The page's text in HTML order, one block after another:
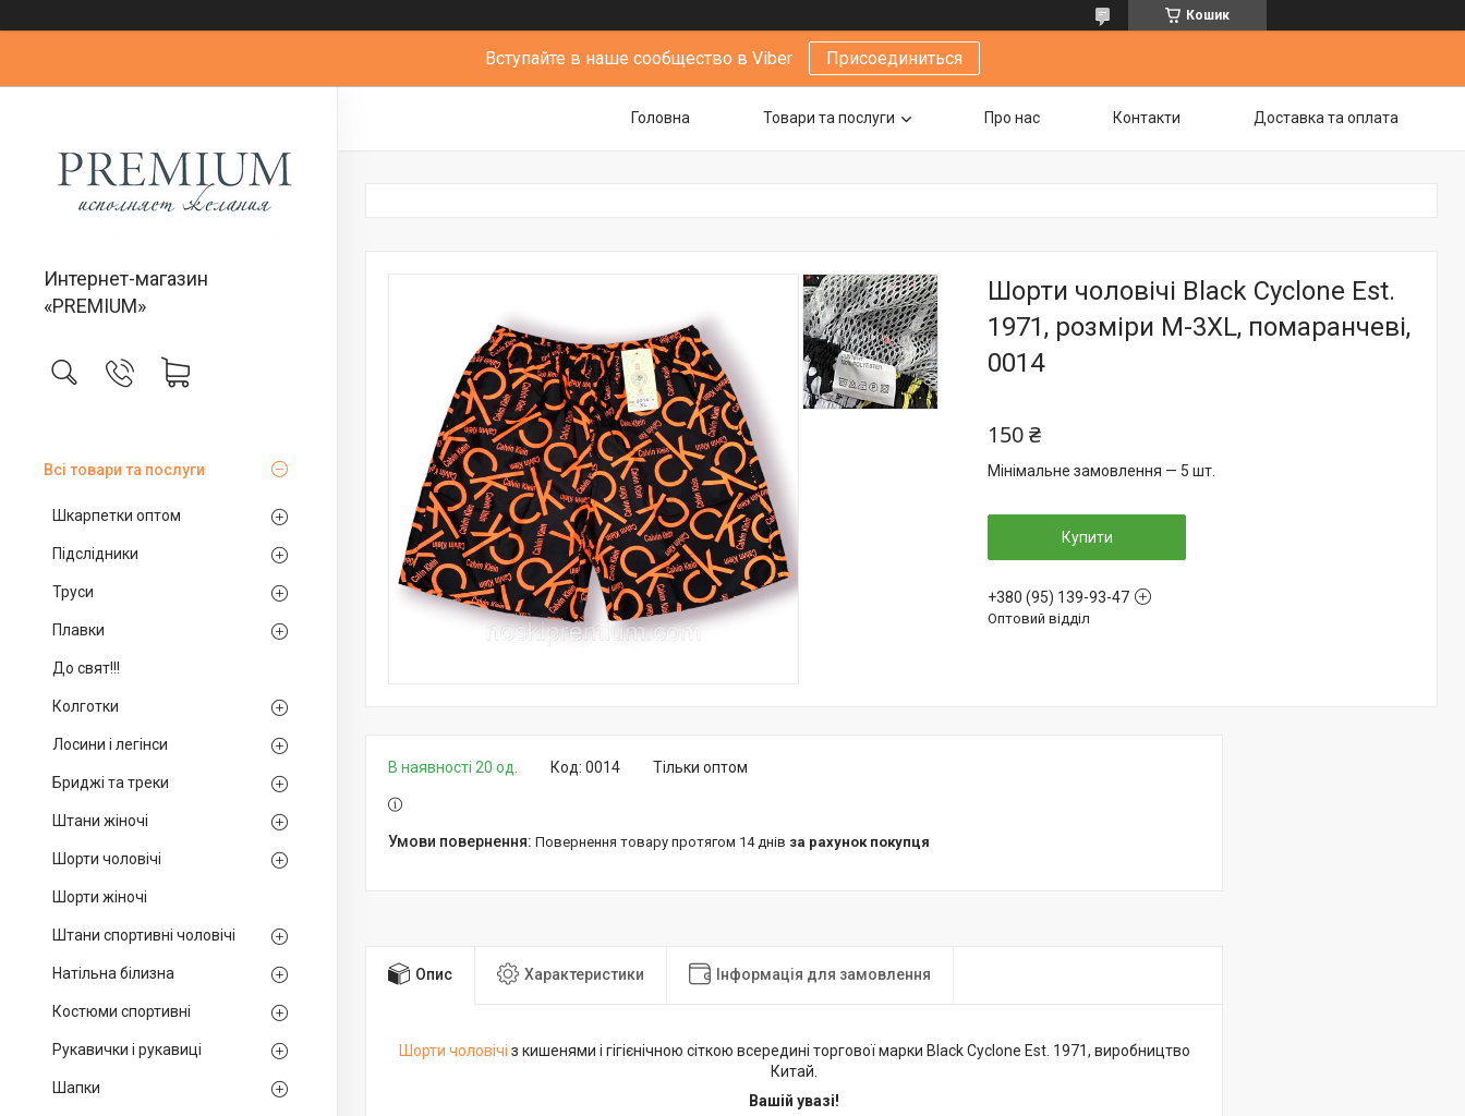
Кошик
Вступайте в наше сообщество в Viber Присоединиться
Интернет-магазин
«PREMIUM»
Всі товари та послуги
Шкарпетки оптом
Підслідники
Труси
Плавки
До свят!!!
Колготки
Лосини і легінси
Бриджі та треки
Штани жіночі
Шорти чоловічі
Шорти жіночі
Штани спортивні чоловічі
Натільна білизна
Костюми спортивні
Рукавички і рукавиці
Шапки
Головна Товари та послуги Про нас Контакти Доставка та оплата
Шорти чоловічі Black Cyclone Est.
1971, розміри M-3XL, помаранчеві,
0014
150 ₴
Мінімальне замовлення — 5 шт.
Купити
+380 (95) 139-93-47
Оптовий відділ
В наявності 20 од. Тільки оптом
Код: 0014
повернення товару протягом 14 днів за рахунок покупця
Опис Характеристики Інформація для замовлення
Шорти чоловічі з кишенями і гігієнічною сіткою всередині торгової марки Black Cyclone Est. 1971, виробництво
Китай.
Вашій увазі!